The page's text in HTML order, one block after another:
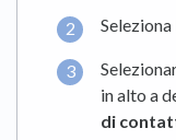
Seleziona
in alto a
di